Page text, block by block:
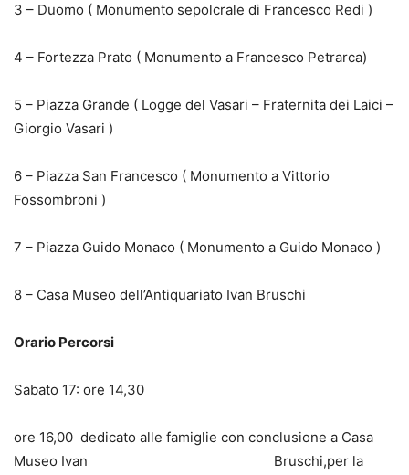
3 – Duomo ( Monumento sepolcrale di Francesco Redi )
4 – Fortezza Prato ( Monumento a Francesco Petrarca)
5 – Piazza Grande ( Logge del Vasari – Fraternita dei Laici –
Giorgio Vasari )
6 – Piazza San Francesco ( Monumento a Vittorio
Fossombroni )
7 – Piazza Guido Monaco ( Monumento a Guido Monaco )
8 – Casa Museo dell’Antiquariato Ivan Bruschi
Orario Percorsi
Sabato 17: ore 14,30
ore 16,00 dedicato alle famiglie con conclusione a Casa
Museo Ivan Bruschi,per la